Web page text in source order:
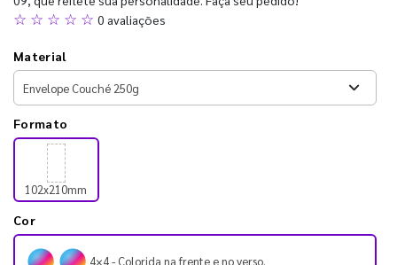
☆ ☆ ☆ ☆ ☆ 0 avaliações
Material
Formato
102x210mm
Cor
4×4 - Colorida na frente e no verso.